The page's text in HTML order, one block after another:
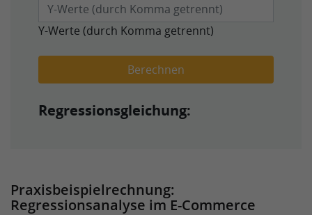
Y-Werte (durch Komma getrennt)
Berechnen
Regressionsgleichung:
Praxisbeispielrechnung:
Regressionsanalyse im E-Commerce